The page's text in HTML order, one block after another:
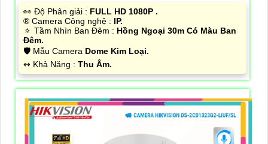
️👀 Độ Phân giải : FULL HD 1080P .
®️ Camera Công nghệ : IP.
🔅 Tầm Nhìn Ban Đêm : Hồng Ngoại 30m Có Màu Ban
Đêm.
🛡 Mẫu Camera Dome Kim Loại.
️↭ Khả Năng : Thu Âm.